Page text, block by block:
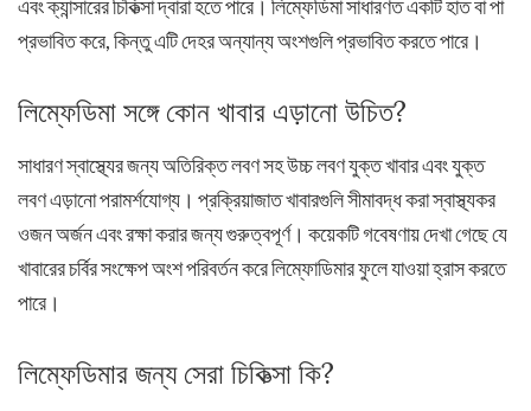
এবং ক্যান্সারের চিকিত্সা দ্বারা হতে পারে। লিম্ফেডিমা সাধারণত একটি হাত বা পা
প্রভাবিত করে, কিন্তু এটি দেহর অন্যান্য অংশগুলি প্রভাবিত করতে পারে।
লিম্ফেডিমা সঙ্গে কোন খাবার এড়ানো উচিত?
সাধারণ স্বাস্থ্যের জন্য অতিরিক্ত লবণ সহ উচ্চ লবণ যুক্ত খাবার এবং যুক্ত
লবণ এড়ানো পরামর্শযোগ্য। প্রক্রিয়াজাত খাবারগুলি সীমাবদ্ধ করা স্বাস্থ্যকর
ওজন অর্জন এবং রক্ষা করার জন্য গুরুত্বপূর্ণ। কয়েকটি গবেষণায় দেখা গেছে যে
খাবারের চর্বির সংক্ষেপ অংশ পরিবর্তন করে লিম্ফোডিমার ফুলে যাওয়া হ্রাস করতে
পারে।
লিম্ফেডিমার জন্য সেরা চিকিত্সা কি?